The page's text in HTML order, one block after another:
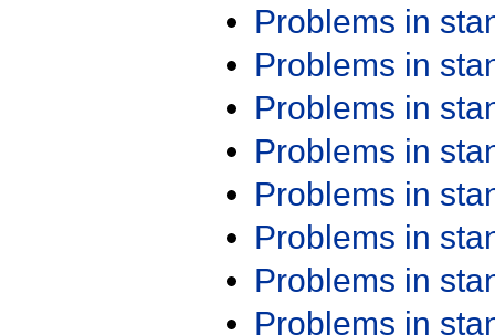
Problems in
Problems in
Problems in
Problems in
Problems in
Problems in
Problems in
Problems in